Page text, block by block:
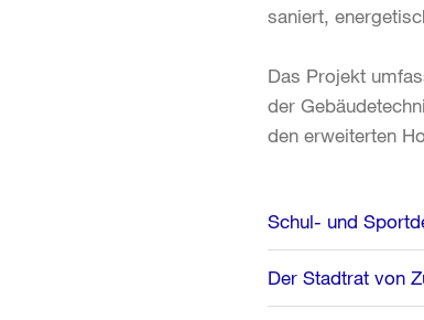
saniert,
Das Projekt
der
den erweiterten
Weitere
Schul- und
Der Stadtrat von